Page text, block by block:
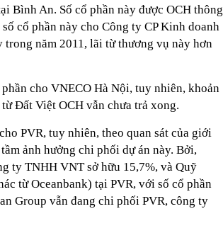
Bình An. Số cổ phần này được OCH thông
cổ phần này cho Công ty CP Kinh doanh
năm 2011, lãi từ thương vụ này hơn
cho VNECO Hà Nội, tuy nhiên, khoản
Đất Việt OCH vẫn chưa trả xong.
PVR, tuy nhiên, theo quan sát của giới
ảnh hưởng chi phối dự án này. Bởi,
ty TNHH VNT sở hữu 15,7%, và Quỹ
từ Oceanbank) tại PVR, với số cổ phần
Group vẫn đang chi phối PVR, công ty